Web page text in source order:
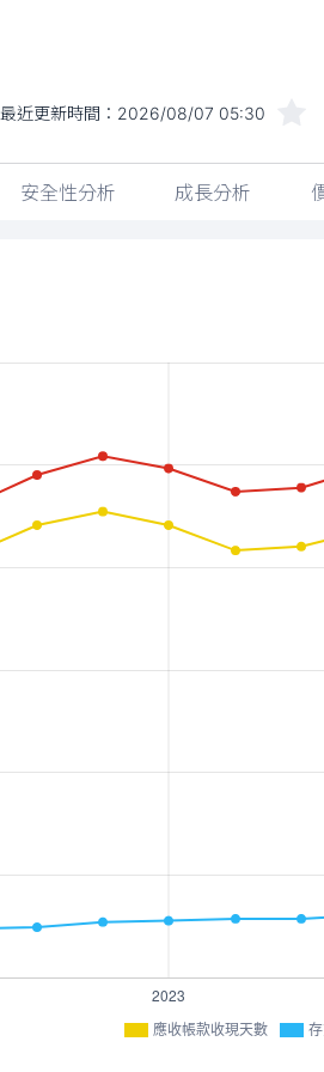
最近更新時間： 2026/08/07 05:30
安全性分析 成長分析
應收帳款收現天數